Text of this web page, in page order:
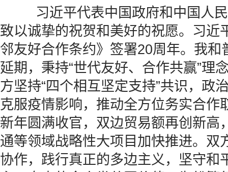
习近平代表中国政府和中国人民
致以诚挚的祝贺和美好的祝愿。习近
邻友好合作条约》签署20周年。我
延期，秉持“世代友好、合作共赢”理
方坚持“四个相互坚定支持”共识，政
克服疫情影响，推动全方位务实合作
新年圆满收官，双边贸易额再创新高
通等领域战略性大项目加快推进。双
协作，践行真正的多边主义，坚守和